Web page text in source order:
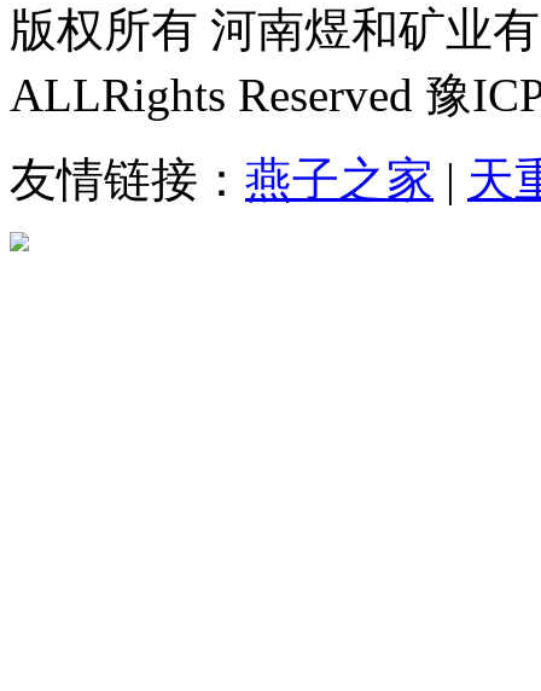
版权所有 河南煜和矿业
ALLRights Reserved 豫
友情链接： 燕子之家 | 天